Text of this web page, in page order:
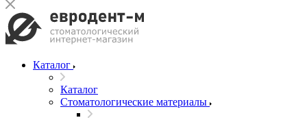
Каталог
Каталог
Стоматологические материалы